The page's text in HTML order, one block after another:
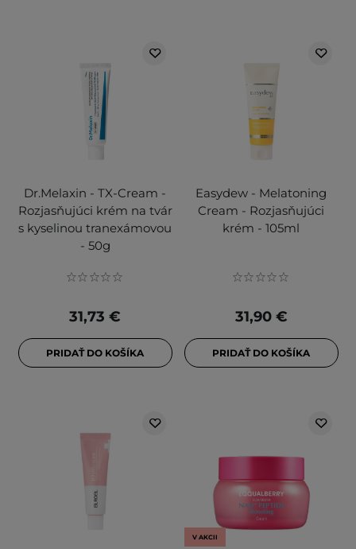
Dr.Melaxin - TX-Cream -
Rozjasňujúci krém na tvár
s kyselinou tranexámovou
- 50g
31,73 €
PRIDAŤ DO KOŠÍKA
Easydew - Melatoning
Cream - Rozjasňujúci
krém - 105ml
31,90 €
PRIDAŤ DO KOŠÍKA
V AKCII